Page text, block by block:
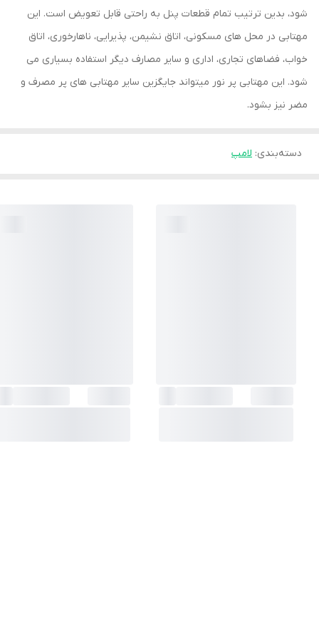
شود، بدین ترتیب تمام قطعات پنل به راحتی قابل تعویض است. این
مهتابی در محل های مسکونی، اتاق نشیمن، پذیرایی، ناهارخوری، اتاق
خواب، فضاهای تجاری، اداری و سایر مصارف دیگر استفاده بسیاری می
شود. این مهتابی پر نور میتواند جایگزین سایر مهتابی های پر مصرف و
مضر نیز بشود.
دسته‌بندی: لامپ